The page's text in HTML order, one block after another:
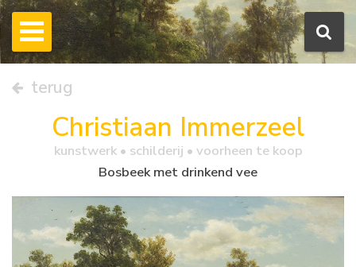
terug
Christiaan Immerzeel
kunstwerk • schilderij • voorheen te koop
Bosbeek met drinkend vee